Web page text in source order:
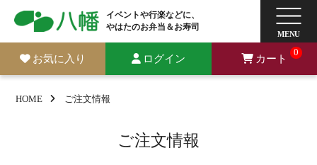
イベントや行楽などに、
やはたのお弁当＆お寿司
お気に入り ログイン カート
0
HOME ご注文情報
ご注文情報